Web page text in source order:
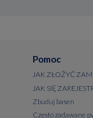
Pomoc
JAK ZŁOŻYĆ
JAK SIĘ
Zbuduj basen
Często zadawane